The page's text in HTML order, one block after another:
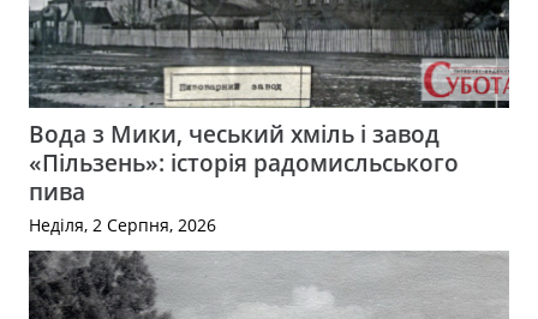
Вода з Мики, чеський хміль і завод
«Пільзень»: історія радомисльського
пива
Неділя, 2 Серпня, 2026